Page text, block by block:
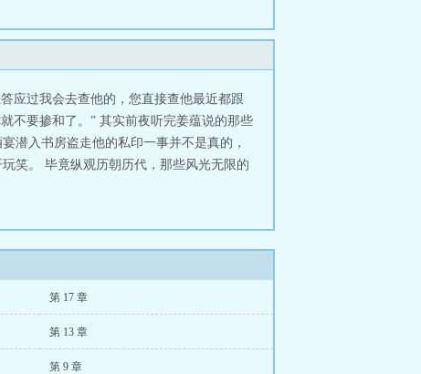
应过我会去查他的，您直接查他最近都跟
不要掺和了。” 其实前夜听完姜蕴说的那些
潜入书房盗走他的私印一事并不是真的，
笑。 毕竟纵观历朝历代，那些风光无限的
第 17 章
第 13 章
第 9 章